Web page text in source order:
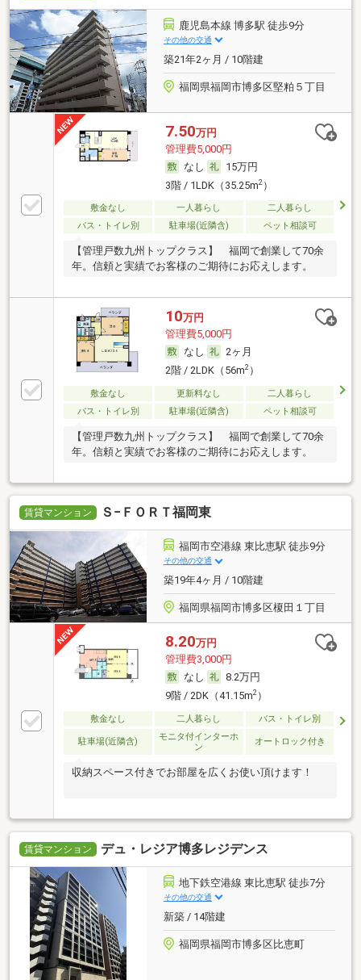
鹿児島本線 博多駅 徒歩9分
その他の交通
築21年2ヶ月 / 10階建
福岡県福岡市博多区堅粕５丁目
7.50万円
管理費5,000円
なし
15万円
3階 / 1LDK（35.25m2）
敷金なし 一人暮らし
二人暮らし
バス・トイレ別
駐車場(近隣含) ペット相談可
【管理戸数九州トップクラス】 福岡で創業して70余
年。信頼と実績でお客様のご期待にお応えします。
10万円
管理費5,000円
なし
2ヶ月
2階 / 2LDK（56m2）
敷金なし 更新料なし
二人暮らし
バス・トイレ別
駐車場(近隣含) ペット相談可
【管理戸数九州トップクラス】 福岡で創業して70余
年。信頼と実績でお客様のご期待にお応えします。
賃貸マンション Ｓ−ＦＯＲＴ福岡東
福岡市空港線 東比恵駅 徒歩9分
その他の交通
築19年4ヶ月 / 10階建
福岡県福岡市博多区榎田１丁目
8.20万円
管理費3,000円
なし
8.2万円
9階 / 2DK（41.15m2）
敷金なし 二人暮らし バス・トイレ別
駐車場(近隣含)
モニタ付インターホ
ン
オートロック付き
収納スペース付きでお部屋を広くお使い頂けます！
賃貸マンション デュ・レジア博多レジデンス
地下鉄空港線 東比恵駅 徒歩7分
その他の交通
新築 / 14階建
福岡県福岡市博多区比恵町